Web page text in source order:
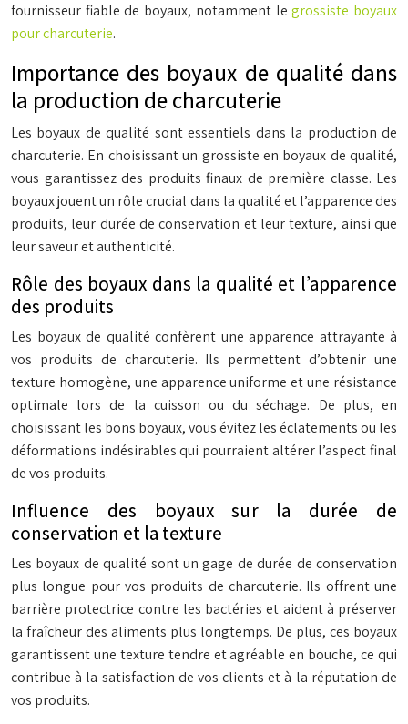
fournisseur fiable de boyaux, notamment legrossiste boyaux
pour charcuterie.
Importance des boyaux de qualité dans
la production de charcuterie
Les boyaux de qualité sont essentiels dans la production de
charcuterie. En choisissant un grossiste en boyaux de qualité,
vous garantissez des produits finaux de première classe. Les
boyaux jouent un rôle crucial dans la qualité et l’apparence des
produits, leur durée de conservation et leur texture, ainsi que
leur saveur et authenticité.
Rôle des boyaux dans la qualité et l’apparence
des produits
Les boyaux de qualité confèrent une apparence attrayante à
vos produits de charcuterie. Ils permettent d’obtenir une
texture homogène, une apparence uniforme et une résistance
optimale lors de la cuisson ou du séchage. De plus, en
choisissant les bons boyaux, vous évitez les éclatements ou les
déformations indésirables qui pourraient altérer l’aspect final
de vos produits.
Influence des boyaux sur la durée de
conservation et la texture
Les boyaux de qualité sont un gage de durée de conservation
plus longue pour vos produits de charcuterie. Ils offrent une
barrière protectrice contre les bactéries et aident à préserver
la fraîcheur des aliments plus longtemps. De plus, ces boyaux
garantissent une texture tendre et agréable en bouche, ce qui
contribue à la satisfaction de vos clients et à la réputation de
vos produits.